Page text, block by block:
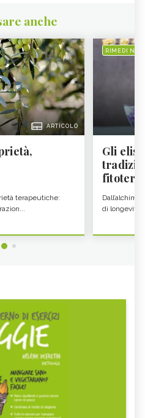
anche
ARTICOLO
terapeutiche:
RIMEDI
Gli
fitoter...
di longevità